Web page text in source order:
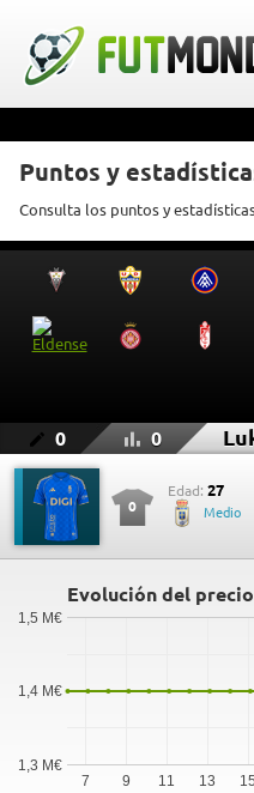
Puntos y
Consulta los puntos y
0 0
0
Edad: 27
Medio
Evolución del precio
7 9 11 13 15
1,3 M€
1,4 M€
1,5 M€